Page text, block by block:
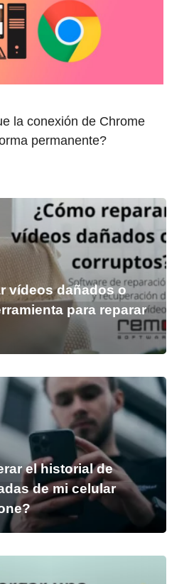
la conexión de Chrome
permanente?
vídeos dañados o
para reparar
el historial de
de mi celular